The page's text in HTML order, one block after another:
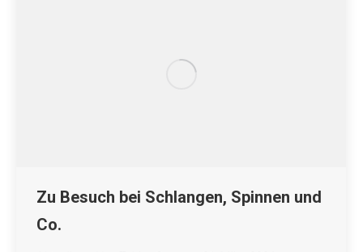
Zu Besuch bei Schlangen, Spinnen und
Co.